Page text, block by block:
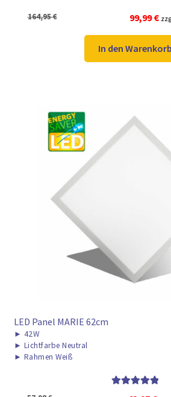
164,95€
Preis
war:
164,95 €
99,99€
ist:
In den Warenkorb
LED Panel MARIE 62cm
► 42W
► Lichtfarbe Neutral
► Rahmen Weiß